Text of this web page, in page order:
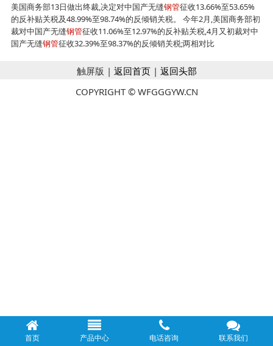
首页 产品中心 电话咨询 联系我们
美国商务部13日做出终裁,决定对中国产无缝钢管征收13.66%至53.65%
的反补贴关税及48.99%至98.74%的反倾销关税。 今年2月,美国商务部初
裁对中国产无缝钢管征收11.06%至12.97%的反补贴关税,4月又初裁对中
国产无缝钢管征收32.39%至98.37%的反倾销关税;两相对比
触屏版 | 返回首页| 返回头部
COPYRIGHT © WFGGGYW.CN